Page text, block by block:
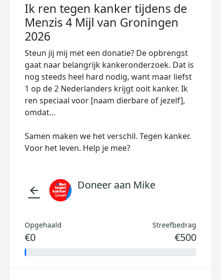
Ik ren tegen kanker tijdens de
Menzis 4 Mijl van Groningen
2026
Steun jij mij met een donatie? De opbrengst
gaat naar belangrijk kankeronderzoek. Dat is
nog steeds heel hard nodig, want maar liefst
1 op de 2 Nederlanders krijgt ooit kanker. Ik
ren speciaal voor [naam dierbare of jezelf],
omdat...
Samen maken we het verschil. Tegen kanker.
Voor het leven. Help je mee?
arrow_back Doneer aan Mike
Opgehaald
€0
Streefbedrag
€500